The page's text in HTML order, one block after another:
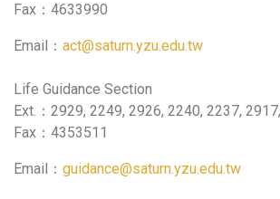
Fax：4633990
Email： act@saturn.yzu.edu.tw
Life Guidance Section
Ext.：2929, 2249, 2926, 2240, 2237,
Fax：4353511
Email： guidance@saturn.yzu.edu.tw